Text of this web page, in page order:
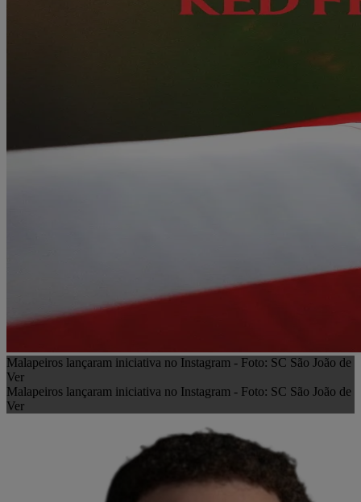
Malapeiros lançaram iniciativa no Instagram - Foto: SC São João de
Ver
Malapeiros lançaram iniciativa no Instagram - Foto: SC São João de
Ver